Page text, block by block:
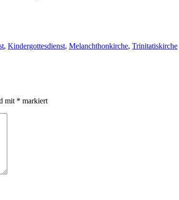
, Kindergottesdienst, Melanchthonkirche, Trinitatiskirche
mit * markiert